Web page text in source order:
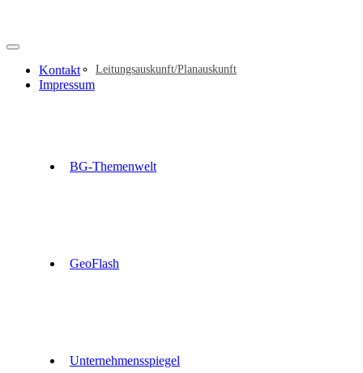
Leitungsauskunft/Planauskunft
BG-Themenwelt
GeoFlash
Unternehmensspiegel
Kontakt
Impressum